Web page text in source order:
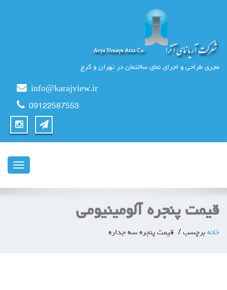
مجری طراحی و اجرای نمای ساختمان در تهران و کرج
info@karajview.ir
09122587553
ناوبری
قیمت پنجره آلومینیومی
خانه برچسب قیمت پنجره سه جداره